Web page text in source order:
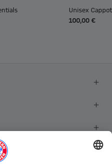
Unisex
100,00 €